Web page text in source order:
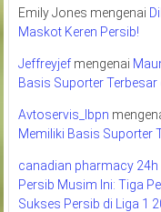
Emily Jones mengenai
Maskot Keren Persib!
Jeffreyjefmengenai
Basis Suporter
Avtoservis_lbpn
Memiliki Basis Suporter
canadian pharmacy
Persib Musim Ini: Tiga
Sukses Persib di Liga 1